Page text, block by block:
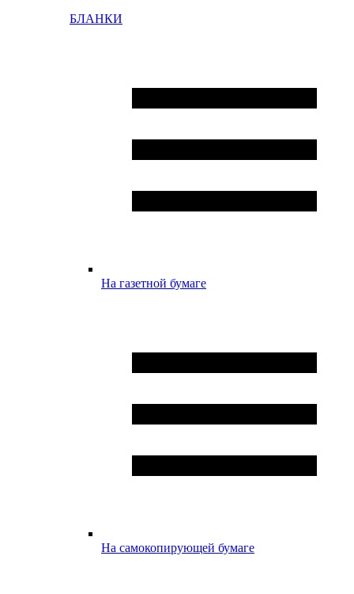
БЛАНКИ
На газетной бумаге
На самокопирующей бумаге